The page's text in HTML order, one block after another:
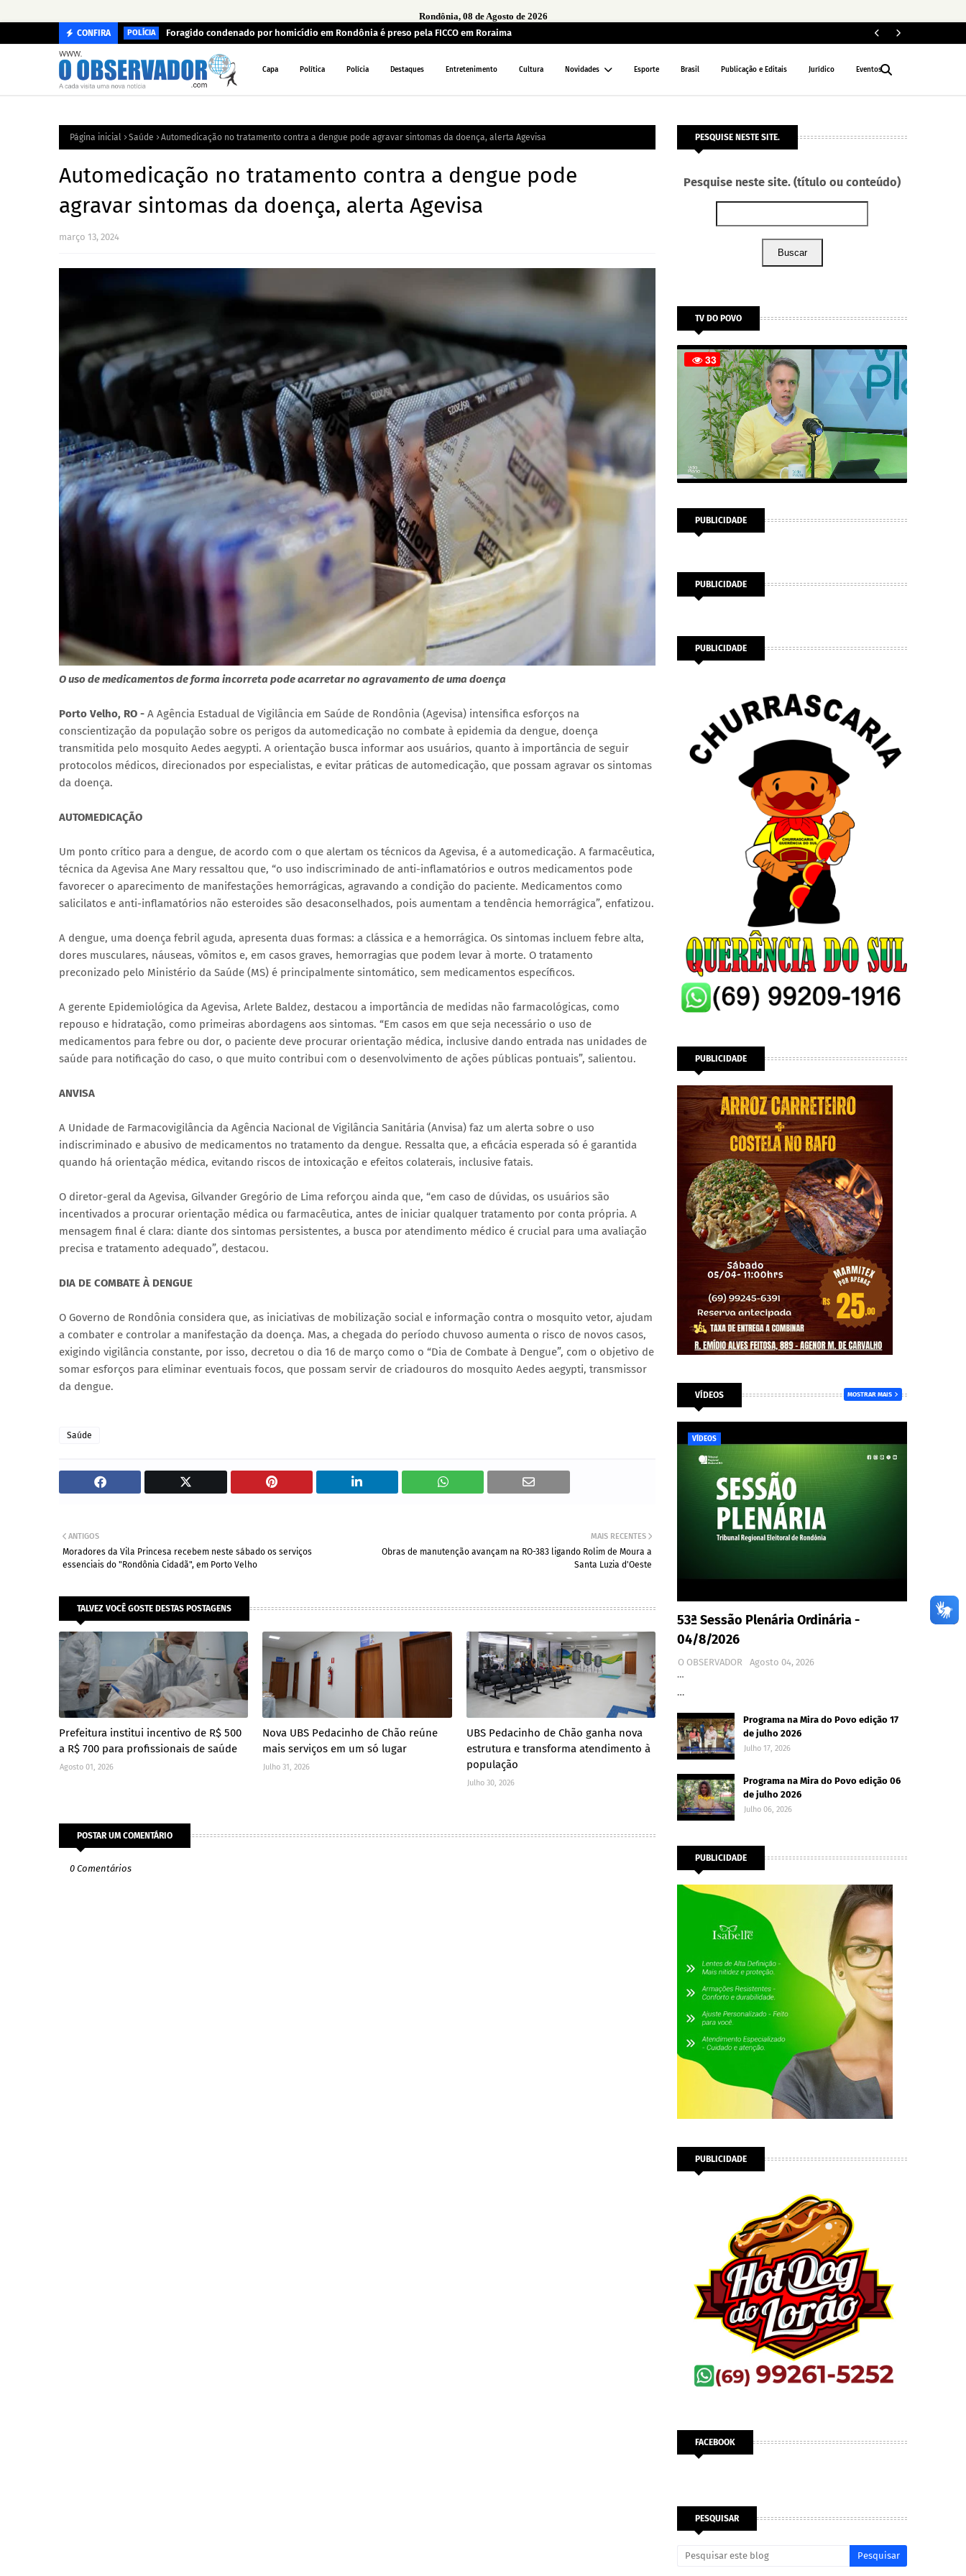
Rondônia, 08 de Agosto de 2026
CONFIRA POLÍCIA Foragido condenado por homicídio em Rondônia é preso pela FICCO em Roraima
Capa Política Polícia Destaques Entretenimento Cultura Novidades Esporte Brasil Publicação e Editais Jurídico Eventos
Página inicial Saúde Automedicação no tratamento contra a dengue pode agravar sintomas da doença, alerta Agevisa
Automedicação no tratamento contra a dengue pode
agravar sintomas da doença, alerta Agevisa
março 13, 2024
O uso de medicamentos de forma incorreta pode acarretar no agravamento de uma doença
Porto Velho, RO - A Agência Estadual de Vigilância em Saúde de Rondônia (Agevisa) intensifica esforços na
conscientização da população sobre os perigos da automedicação no combate à epidemia da dengue, doença
transmitida pelo mosquito Aedes aegypti. A orientação busca informar aos usuários, quanto à importância de seguir
protocolos médicos, direcionados por especialistas, e evitar práticas de automedicação, que possam agravar os sintomas
da doença.
AUTOMEDICAÇÃO
Um ponto crítico para a dengue, de acordo com o que alertam os técnicos da Agevisa, é a automedicação. A farmacêutica,
técnica da Agevisa Ane Mary ressaltou que, “o uso indiscriminado de anti-inflamatórios e outros medicamentos pode
favorecer o aparecimento de manifestações hemorrágicas, agravando a condição do paciente. Medicamentos como
salicilatos e anti-inflamatórios não esteroides são desaconselhados, pois aumentam a tendência hemorrágica”, enfatizou.
A dengue, uma doença febril aguda, apresenta duas formas: a clássica e a hemorrágica. Os sintomas incluem febre alta,
dores musculares, náuseas, vômitos e, em casos graves, hemorragias que podem levar à morte. O tratamento
preconizado pelo Ministério da Saúde (MS) é principalmente sintomático, sem medicamentos específicos.
A gerente Epidemiológica da Agevisa, Arlete Baldez, destacou a importância de medidas não farmacológicas, como
repouso e hidratação, como primeiras abordagens aos sintomas. “Em casos em que seja necessário o uso de
medicamentos para febre ou dor, o paciente deve procurar orientação médica, inclusive dando entrada nas unidades de
saúde para notificação do caso, o que muito contribui com o desenvolvimento de ações públicas pontuais”, salientou.
ANVISA
A Unidade de Farmacovigilância da Agência Nacional de Vigilância Sanitária (Anvisa) faz um alerta sobre o uso
indiscriminado e abusivo de medicamentos no tratamento da dengue. Ressalta que, a eficácia esperada só é garantida
quando há orientação médica, evitando riscos de intoxicação e efeitos colaterais, inclusive fatais.
O diretor-geral da Agevisa, Gilvander Gregório de Lima reforçou ainda que, “em caso de dúvidas, os usuários são
incentivados a procurar orientação médica ou farmacêutica, antes de iniciar qualquer tratamento por conta própria. A
mensagem final é clara: diante dos sintomas persistentes, a busca por atendimento médico é crucial para uma avaliação
precisa e tratamento adequado”, destacou.
DIA DE COMBATE À DENGUE
O Governo de Rondônia considera que, as iniciativas de mobilização social e informação contra o mosquito vetor, ajudam
a combater e controlar a manifestação da doença. Mas, a chegada do período chuvoso aumenta o risco de novos casos,
exigindo vigilância constante, por isso, decretou o dia 16 de março como o “Dia de Combate à Dengue”, com o objetivo de
somar esforços para eliminar eventuais focos, que possam servir de criadouros do mosquito Aedes aegypti, transmissor
da dengue.
Saúde
MAIS RECENTES
Obras de manutenção avançam na RO-383 ligando Rolim de Moura a
Santa Luzia d'Oeste
ANTIGOS
Moradores da Vila Princesa recebem neste sábado os serviços
essenciais do "Rondônia Cidadã", em Porto Velho
TALVEZ VOCÊ GOSTE DESTAS POSTAGENS
Prefeitura institui incentivo de R$ 500
a R$ 700 para profissionais de saúde
Agosto 01, 2026
Nova UBS Pedacinho de Chão reúne
mais serviços em um só lugar
Julho 31, 2026
UBS Pedacinho de Chão ganha nova
estrutura e transforma atendimento à
população
Julho 30, 2026
POSTAR UM COMENTÁRIO
0 Comentários
PESQUISE NESTE SITE.
Pesquise neste site. (título ou conteúdo)
Buscar
TV DO POVO
PUBLICIDADE
PUBLICIDADE
PUBLICIDADE
PUBLICIDADE
VÍDEOS MOSTRAR MAIS
VÍDEOS
53ª Sessão Plenária Ordinária -
04/8/2026
O OBSERVADOR
Agosto 04, 2026
…
…
Programa na Mira do Povo edição 17
de julho 2026
Julho 17, 2026
Programa na Mira do Povo edição 06
de julho 2026
Julho 06, 2026
PUBLICIDADE
PUBLICIDADE
FACEBOOK
PESQUISAR